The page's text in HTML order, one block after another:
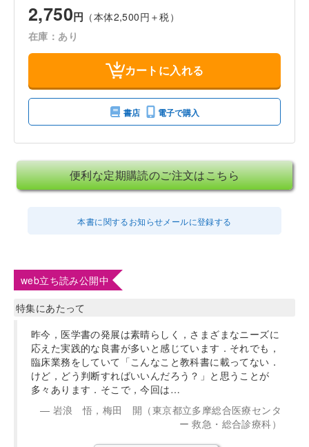
2,750円 （本体2,500円＋税）
在庫：あり
カートに入れる
書店 電子で購入
便利な定期購読のご注文はこちら
本書に関するお知らせメールに登録する
web立ち読み公開中
特集にあたって
昨今，医学書の発展は素晴らしく，さまざまなニーズに
応えた実践的な良書が多いと感じています．それでも，
臨床業務をしていて「こんなこと教科書に載ってない．
けど，どう判断すればいいんだろう？」と思うことが
多々あります．そこで，今回は…
岩浪 悟，梅田 開（東京都立多摩総合医療センタ
ー 救急・総合診療科）